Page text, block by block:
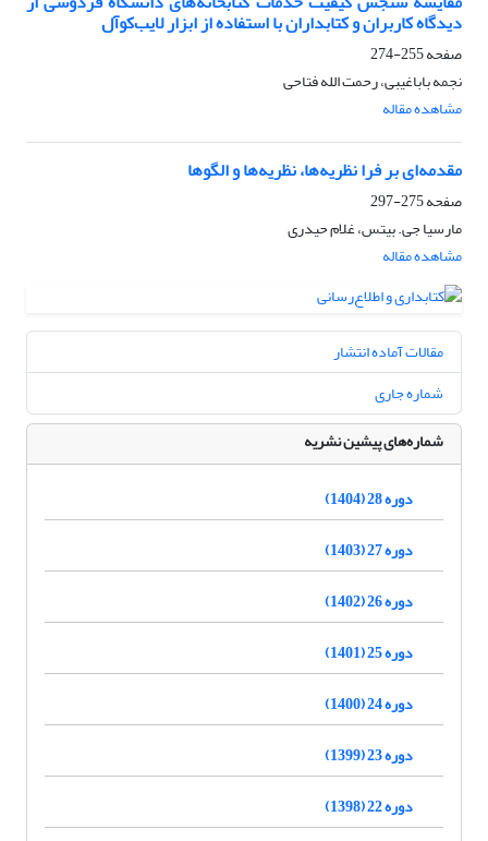
دیدگاه کاربران و کتابداران با استفاده از ابزار لایب‌کوآل
صفحه255-274
نجمه باباغیبی، رحمت الله فتاحی
مشاهده مقاله
مقدمه‌‌ای بر فرا نظریه‌‌ها، نظریه‌‌ها و الگوها
صفحه275-297
مارسیا جی. بیتس، غلام حیدری
مشاهده مقاله
مقالات آماده انتشار
شماره جاری
شماره‌های پیشین نشریه
دوره 28 (1404)
دوره 27 (1403)
دوره 26 (1402)
دوره 25 (1401)
دوره 24 (1400)
دوره 23 (1399)
دوره 22 (1398)